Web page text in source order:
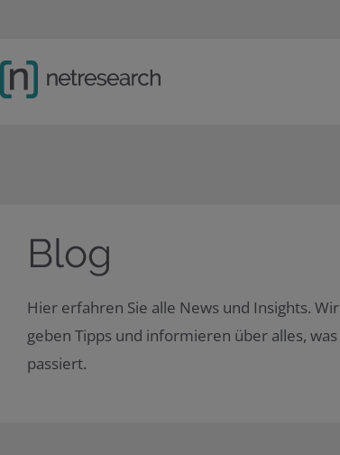
Blog
Hier erfahren Sie alle News und Insights.
geben Tipps und informieren über alles,
passiert.